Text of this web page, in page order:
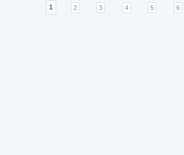
Страницы
1 2 3 4 5 6